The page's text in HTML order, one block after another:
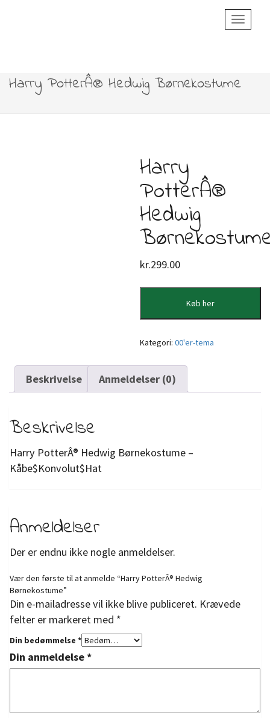
Toggle
Harry PotterÂ® Hedwig Børnekostume
Harry
PotterÂ®
Hedwig
kr.299.00
Køb her
Kategori:00'er-tema
Beskrivelse Anmeldelser (0)
Beskrivelse
Harry PotterÂ® Hedwig Børnekostume –
Kåbe$Konvolut$Hat
Anmeldelser
Der er endnu ikke nogle anmeldelser.
Vær den første til at anmelde “Harry PotterÂ® Hedwig
Børnekostume”
Din e-mailadresse vil ikke blive publiceret. Krævede
felter er markeret med *
Din bedømmelse *
Din anmeldelse*